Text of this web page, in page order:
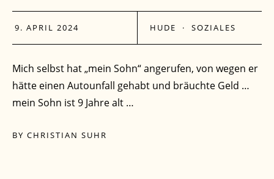
9. APRIL 2024 HUDE · SOZIALES
Mich selbst hat „mein Sohn“ angerufen, von wegen er
hätte einen Autounfall gehabt und bräuchte Geld …
mein Sohn ist 9 Jahre alt …
BY CHRISTIAN SUHR